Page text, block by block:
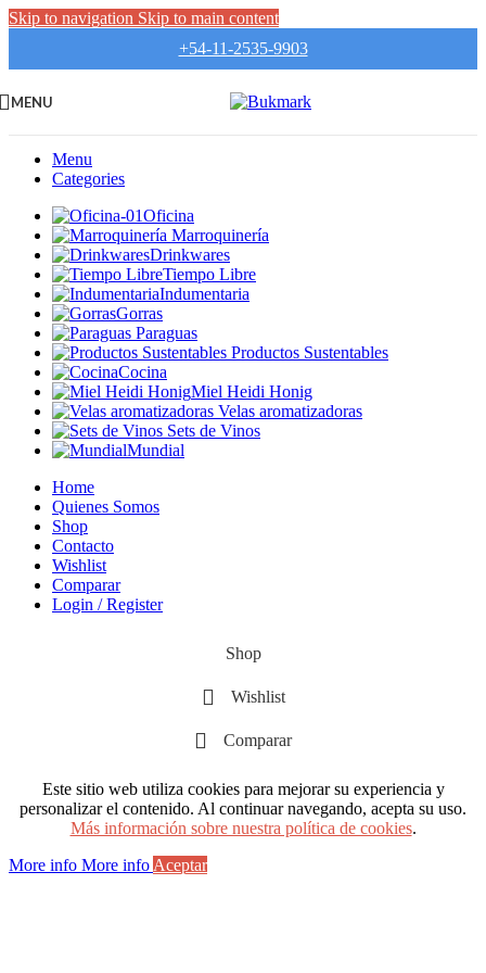
Skip to navigation Skip to main content
+54-11-2535-9903
MENU
Menu
Categories
Oficina
Marroquinería
Drinkwares
Tiempo Libre
Indumentaria
Gorras
Paraguas
Productos Sustentables
Cocina
Miel Heidi Honig
Velas aromatizadoras
Sets de Vinos
Mundial
Home
Quienes Somos
Shop
Contacto
Wishlist
Comparar
Login / Register
Shop
Wishlist
Comparar
Este sitio web utiliza cookies para mejorar su experiencia y
personalizar el contenido. Al continuar navegando, acepta su uso.
Más información sobre nuestra política de cookies.
More info More info Aceptar